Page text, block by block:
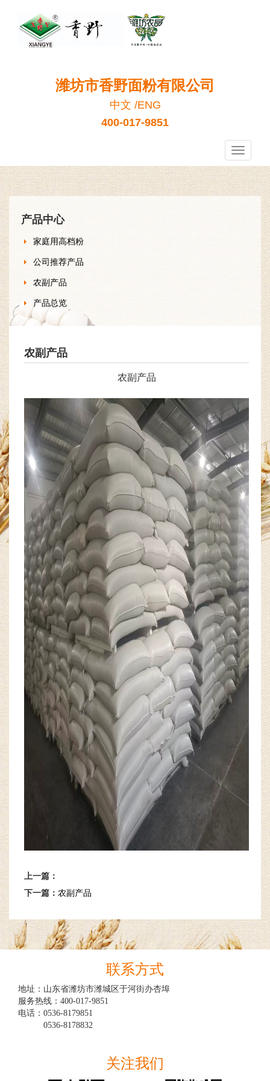
潍坊市香野面粉有限公司
中文 /ENG
400-017-9851
香
野
产品中心
家庭用高档粉
公司推荐产品
农副产品
产品总览
农副产品
农副产品
上一篇：
下一篇： 农副产品
联系方式
地址：山东省潍坊市潍城区于河街办杏埠
服务热线：400-017-9851
电话：0536-8179851
0536-8178832
关注我们